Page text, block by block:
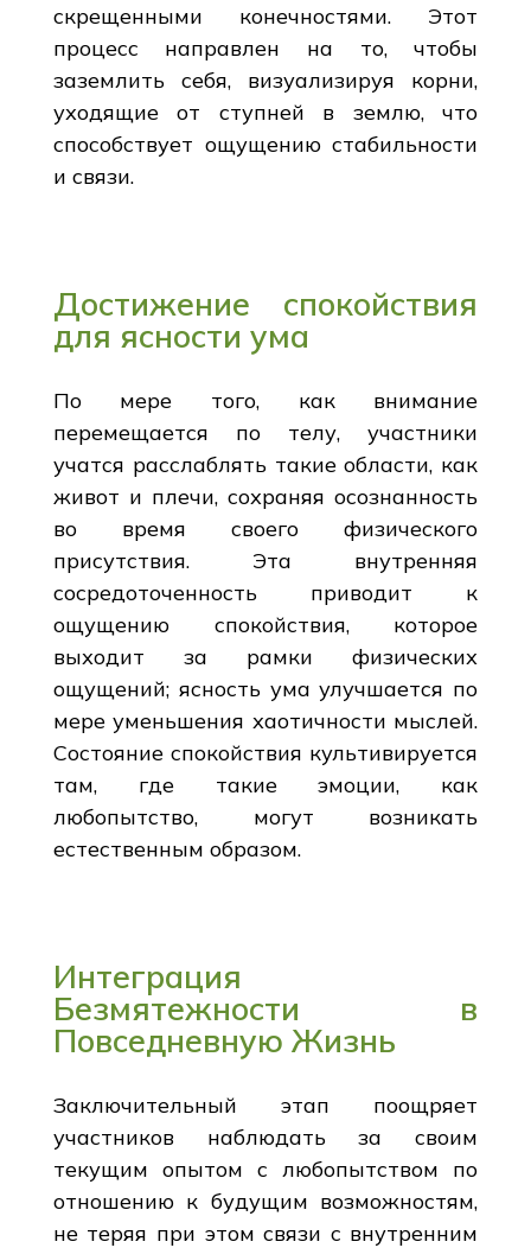
скрещенными конечностями. Этот
процесс направлен на то, чтобы
заземлить себя, визуализируя корни,
уходящие от ступней в землю, что
способствует ощущению стабильности
и связи.
Достижение спокойствия
для ясности ума
По мере того, как внимание
перемещается по телу, участники
учатся расслаблять такие области, как
живот и плечи, сохраняя осознанность
во время своего физического
присутствия. Эта внутренняя
сосредоточенность приводит к
ощущению спокойствия, которое
выходит за рамки физических
ощущений; ясность ума улучшается по
мере уменьшения хаотичности мыслей.
Состояние спокойствия культивируется
там, где такие эмоции, как
любопытство, могут возникать
естественным образом.
Интеграция
Безмятежности в
Повседневную Жизнь
Заключительный этап поощряет
участников наблюдать за своим
текущим опытом с любопытством по
отношению к будущим возможностям,
не теряя при этом связи с внутренним